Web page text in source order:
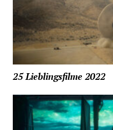
25 Lieblingsfilme 2022